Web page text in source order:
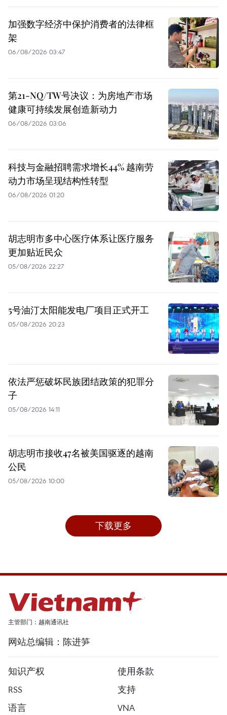
加强数字经济中保护消费者的法律框
架
06/08/2026 03:47
第21-NQ/TW号决议：为房地产市场
健康可持续发展创造新动力
06/08/2026 03:06
科技与金融招聘需求增长44% 越南劳
动力市场呈现结构性转型
06/08/2026 01:20
胡志明市多中心医疗体系让医疗服务
更加贴近民众
05/08/2026 22:27
5号油汀太阳能发电厂项目正式开工
05/08/2026 20:23
依法严惩破坏民族团结政策的犯罪分
子
05/08/2026 14:11
胡志明市接收47名被美国驱逐的越南
公民
05/08/2026 10:00
下载更多
主管部门：越南通讯社
网站总编辑：陈进笋
知识产权
使用条款
RSS
支持
语言
VNA